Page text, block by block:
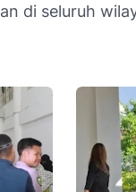
di seluruh